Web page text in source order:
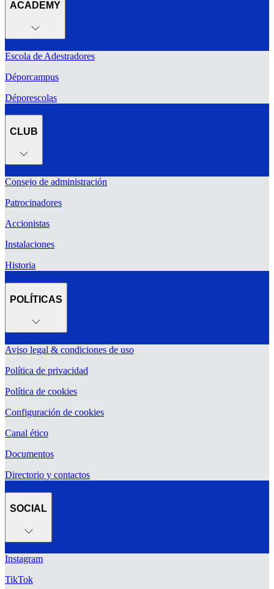
ACADEMY
Escola de Adestradores
Déporcampus
Déporescolas
CLUB
Consejo de administración
Patrocinadores
Accionistas
Instalaciones
Historia
POLÍTICAS
Aviso legal & condiciones de uso
Política de privacidad
Política de cookies
Configuración de cookies
Canal ético
Documentos
Directorio y contactos
SOCIAL
Instagram
TikTok